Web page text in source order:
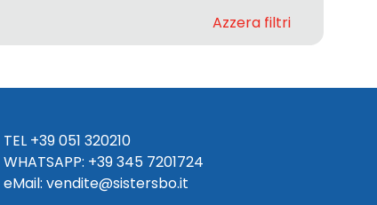
Azzera filtri
TEL +39 051 320210
WHATSAPP: +39345 7201724
eMail: vendite@sistersbo.it